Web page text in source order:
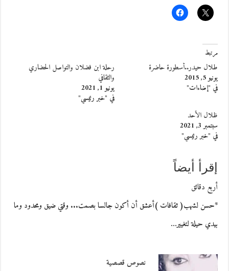
مرتبط
طلال حيدر..أسطورة حاضرة
يونيو 5, 2015
في "إضاءات"
رحلة ابن فضلان والتواصل الحضاري
والثقافي
يونيو 1, 2021
في "خبر رئيسي"
ظلال الأحد
سبتمبر 3, 2021
في "خبر رئيسي"
إقرأ أيضاً
أربع دقائق
*حسن لشهب( ثقافات )أعشق أن أكون جالسا بصمت... وقتي ضيق ومحدود وما
بيدي حيلة لتغيير…
نصوص قصصية